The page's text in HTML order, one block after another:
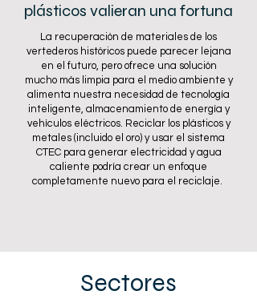
plásticos valieran una fortuna
La recuperación de materiales de los
vertederos históricos puede parecer lejana
en el futuro, pero ofrece una solución
mucho más limpia para el medio ambiente y
alimenta nuestra necesidad de tecnología
inteligente, almacenamiento de energía y
vehículos eléctricos. Reciclar los plásticos y
metales (incluido el oro) y usar el sistema
CTEC para generar electricidad y agua
caliente podría crear un enfoque
completamente nuevo para el reciclaje.
Sectores